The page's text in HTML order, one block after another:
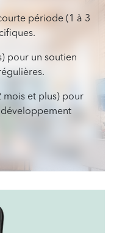
période (1 à 3
pour un soutien
mois et plus) pour